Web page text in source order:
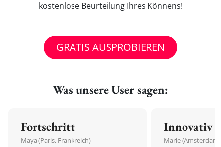
kostenlose Beurteilung Ihres Könnens!
GRATIS AUSPROBIEREN
Was unsere User sagen:
Fortschritt
Maya (Paris, Frankreich)
Innovativ
Marie